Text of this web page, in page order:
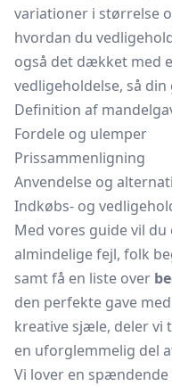
variationer i størrelse
hvordan du
også det dækket med
vedligeholdelse, så
Definition af
Fordele og ulemper
Prissammenligning
Anvendelse og
Indkøbs- og
Med vores guide vil
almindelige fejl, folk
samt få en liste over
den perfekte gave
kreative sjæle, deler vi
en uforglemmelig del
Vi lover en